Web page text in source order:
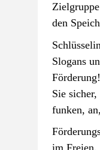
den
Slogans
Sie
funken,